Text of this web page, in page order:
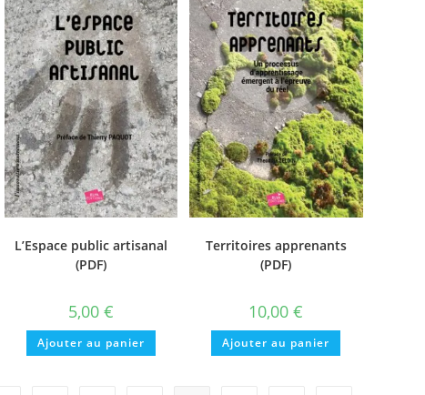
L’Espace public artisanal
(PDF)
5,00 €
Ajouter au panier
Territoires apprenants
(PDF)
10,00€
Ajouter au panier